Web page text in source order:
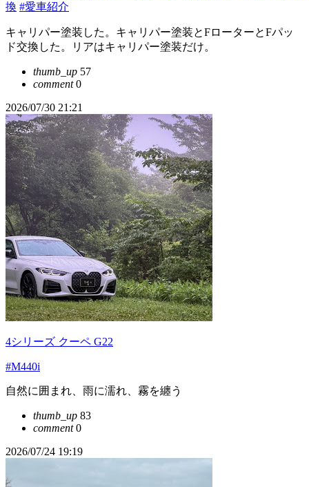
換 #愛車紹介
キャリパー塗装した。キャリパー塗装とFローターとFパッ
ド交換した。リアはキャリパー塗装だけ。
thumb_up 57
comment0
2026/07/30 21:21
4シリーズ クーペ G22
#M440i
自然に囲まれ、雨に濡れ、霧を纏う
thumb_up 83
comment0
2026/07/24 19:19